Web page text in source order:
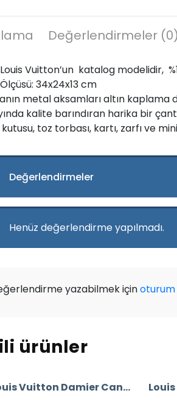
Değerlendirmeler (0)
Vuitton’un katalog modelidir,
34x24x13 cm
metal aksamları altın kaplama
kalite barındıran harika bir
kutusu, toz torbası, kartı, zarfı ve
Değerlendirmeler
Henüz değerlendirme yapılmadı.
yazabilmek içinoturum
ürünler
A+ Louis Vuitton Damier Canvas Bandouliere Speedy 35’Lik Vejital Deri